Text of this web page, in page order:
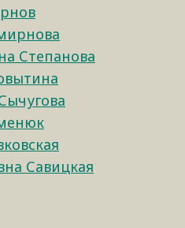
Степанова
Савицкая